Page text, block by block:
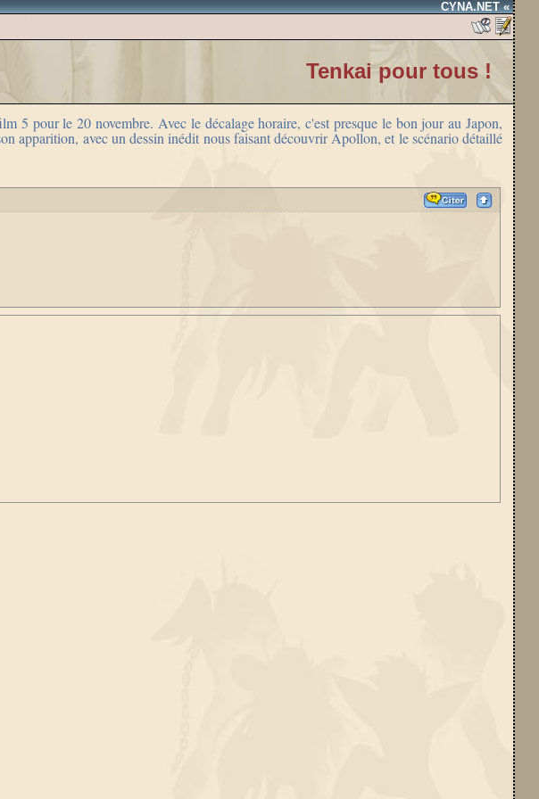
CYNA.NET «
Tenkai pour tous !
5 pour le 20 novembre. Avec le décalage horaire, c'est presque le bon jour au Japon,
apparition, avec un dessin inédit nous faisant découvrir Apollon, et le scénario détaillé